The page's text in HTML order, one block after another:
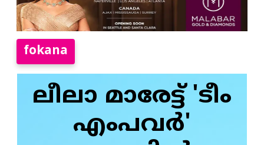
fokana
ലീലാ മാരേട്ട് 'ടീം
എംപവര്‍'